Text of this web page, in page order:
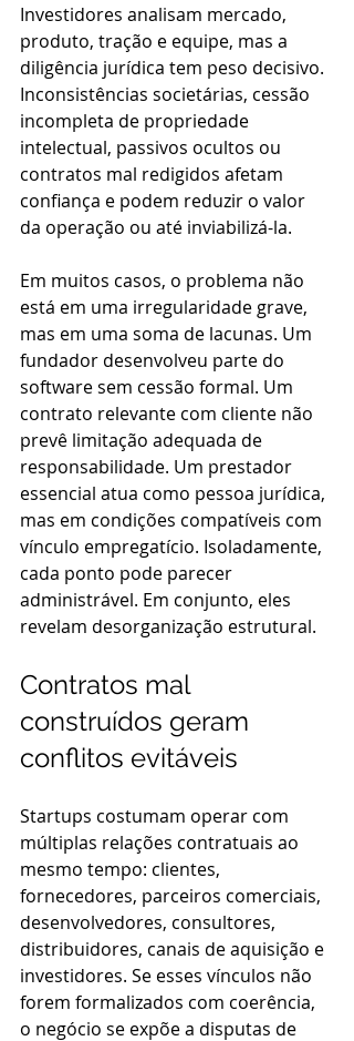
Investidores analisam mercado,
produto, tração e equipe, mas a
diligência jurídica tem peso decisivo.
Inconsistências societárias, cessão
incompleta de propriedade
intelectual, passivos ocultos ou
contratos mal redigidos afetam
confiança e podem reduzir o valor
da operação ou até inviabilizá-la.
Em muitos casos, o problema não
está em uma irregularidade grave,
mas em uma soma de lacunas. Um
fundador desenvolveu parte do
software sem cessão formal. Um
contrato relevante com cliente não
prevê limitação adequada de
responsabilidade. Um prestador
essencial atua como pessoa jurídica,
mas em condições compatíveis com
vínculo empregatício. Isoladamente,
cada ponto pode parecer
administrável. Em conjunto, eles
revelam desorganização estrutural.
Contratos mal
construídos geram
conflitos evitáveis
Startups costumam operar com
múltiplas relações contratuais ao
mesmo tempo: clientes,
fornecedores, parceiros comerciais,
desenvolvedores, consultores,
distribuidores, canais de aquisição e
investidores. Se esses vínculos não
forem formalizados com coerência,
o negócio se expõe a disputas de